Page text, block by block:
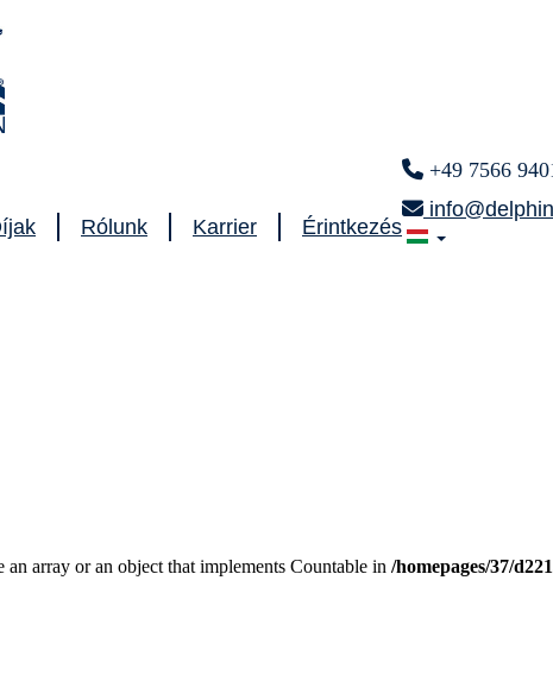
Rólunk Karrier Érintkezés
+49 7566
an array or an object that implements Countable in /homepages/37/